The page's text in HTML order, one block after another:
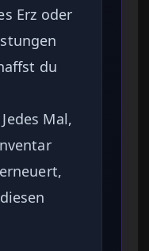
Erz oder
du
Mal,